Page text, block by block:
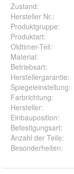
Zustand:
Hersteller Nr.:
Produktgruppe:
Produktart:
Oldtimer-Teil:
Material:
Betriebsart:
Herstellergarantie:
Spiegeleinstellung:
Farbrichtung:
Hersteller:
Einbauposition:
Befestigungsart:
Anzahl der Teile:
Besonderheiten: